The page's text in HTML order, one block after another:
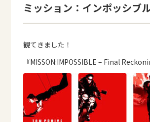
ミッション：インポッシブ
観てきました！
『MISSON:IMPOSSIBLE – Final